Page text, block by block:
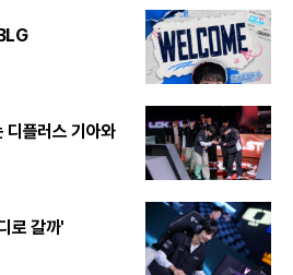
플러스 기아와
로 갈까'